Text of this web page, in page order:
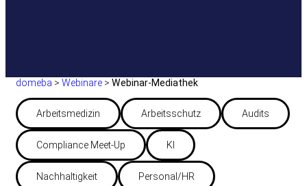
domeba > Webinare > Webinar-Mediathek
Arbeitsmedizin Arbeitsschutz Audits
Compliance Meet-Up KI
Nachhaltigkeit Personal/HR